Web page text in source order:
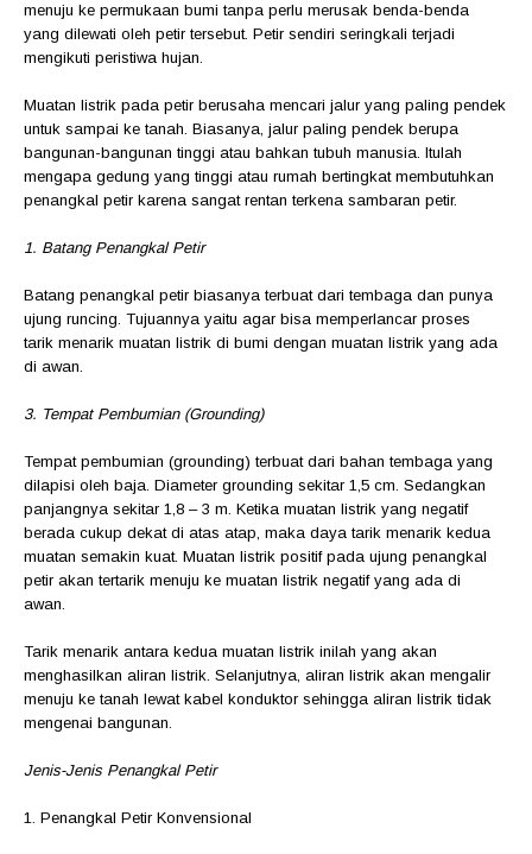
menuju ke permukaan bumi tanpa perlu merusak benda-benda
yang dilewati oleh petir tersebut. Petir sendiri seringkali terjadi
mengikuti peristiwa hujan.
Muatan listrik pada petir berusaha mencari jalur yang paling pendek
untuk sampai ke tanah. Biasanya, jalur paling pendek berupa
bangunan-bangunan tinggi atau bahkan tubuh manusia. Itulah
mengapa gedung yang tinggi atau rumah bertingkat membutuhkan
penangkal petir karena sangat rentan terkena sambaran petir.
1. Batang Penangkal Petir
Batang penangkal petir biasanya terbuat dari tembaga dan punya
ujung runcing. Tujuannya yaitu agar bisa memperlancar proses
tarik menarik muatan listrik di bumi dengan muatan listrik yang ada
di awan.
3. Tempat Pembumian (Grounding)
Tempat pembumian (grounding) terbuat dari bahan tembaga yang
dilapisi oleh baja. Diameter grounding sekitar 1,5 cm. Sedangkan
panjangnya sekitar 1,8 – 3 m. Ketika muatan listrik yang negatif
berada cukup dekat di atas atap, maka daya tarik menarik kedua
muatan semakin kuat. Muatan listrik positif pada ujung penangkal
petir akan tertarik menuju ke muatan listrik negatif yang ada di
awan.
Tarik menarik antara kedua muatan listrik inilah yang akan
menghasilkan aliran listrik. Selanjutnya, aliran listrik akan mengalir
menuju ke tanah lewat kabel konduktor sehingga aliran listrik tidak
mengenai bangunan.
Jenis-Jenis Penangkal Petir
1. Penangkal Petir Konvensional